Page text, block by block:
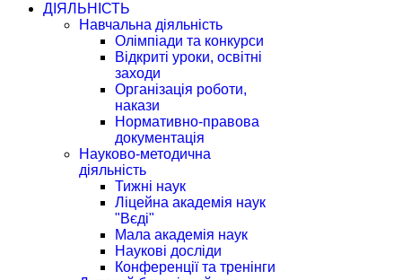
ДІЯЛЬНІСТЬ
Навчальна діяльність
Олімпіади та конкурси
Відкриті уроки, освітні
заходи
Організація роботи,
накази
Нормативно-правова
документація
Науково-методична
діяльність
Тижні наук
Ліцейна академія наук
"Вєді"
Мала академія наук
Наукові досліди
Конференції та тренінги